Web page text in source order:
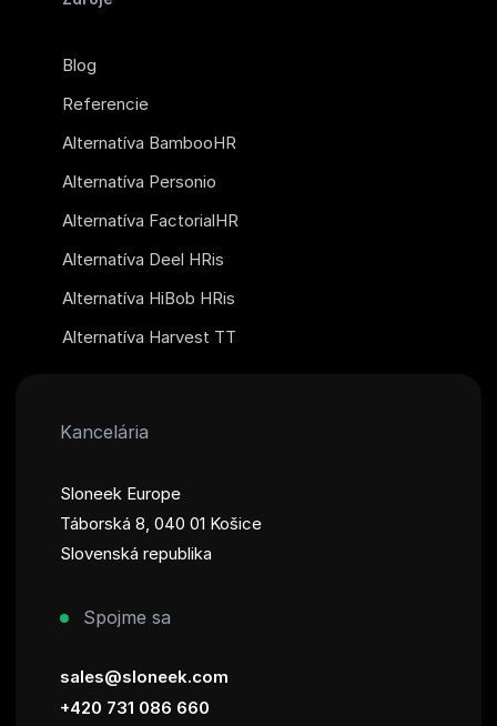
Blog
Referencie
Alternatíva BambooHR
Alternatíva Personio
Alternatíva FactorialHR
Alternatíva Deel HRis
Alternatíva HiBob HRis
Alternatíva Harvest TT
Kancelária
Sloneek Europe
Táborská 8, 040 01 Košice
Slovenská republika
Spojme sa
sales@sloneek.com
+420 731 086 660